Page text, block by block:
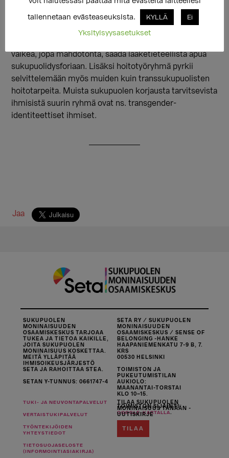
hoitotyöryhmä pyrkii kehittämään nuorten
diagnosointia ja hoitoa Suomessa. Nuorten hoito ei ole
Suomessa ollut edistyneimpien Euroopan maiden
vaikea, jopa mahdotonta, saada lääketieteellistä apua
sukupuolidysforiaan. Lisäksi hoitotyöryhmä pyrkii
selvittelemään myös muiden kuin transsukupuolisten
hoitotarpeita. Muista sukupuolen korjausta tarvitsevista
ihmisistä suurin ryhmä ovat ns. transgender-
identiteettiset ihmiset.
Jaa
SUKUPUOLEN
MONINAISUUDEN
OSAAMISKESKUS TARJOAA
TUKEA JA TIETOA KAIKILLE,
JOITA SUKUPUOLEN
MONINAISUUS KOSKETTAA.
MEITÄ YLLÄPITÄÄ
IHMISOIKEUSJÄRJESTÖ
SETA JA RAHOITTAA STEA.
SETAN Y-TUNNUS: 0661747-4
SETA RY / SUKUPUOLEN
MONINAISUUDEN
OSAAMISKESKUS / SENSE OF
BELONGING -HANKE
HAAPANIEMENKATU 7-9 B, 7.
KRS
00530 HELSINKI
TOIMISTON JA
PUKEUTUMISTILAN
AUKIOLO:
MAANANTAI-TORSTAI
KLO 10–15.
TOIMISTON SIJAINTI
GOOGLE-KARTALLA
TUKI- JA NEUVONTAPALVELUT
VERTAISTUKIPALVELUT
TYÖNTEKIJÖIDEN
YHTEYSTIEDOT
TIETOSUOJASELOSTE
(INFORMOINTIASIAKIRJA)
TILAA SUKUPUOLEN
MONINAISUUS TÄNÄÄN -
UUTISKIRJE
TILAA
tallennetaan evästeaseuksista. KYLLÄ Ei
Yksityisyysasetukset